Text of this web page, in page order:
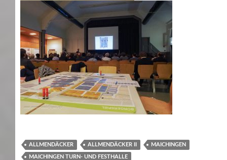
ALLMENDÄCKER ALLMENDÄCKER II MAICHINGEN
MAICHINGEN TURN- UND FESTHALLE